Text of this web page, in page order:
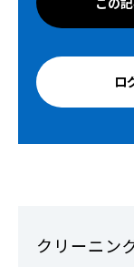
ロ
クリーニン